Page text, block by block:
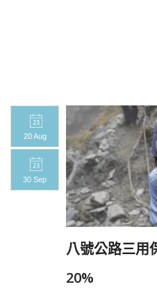
20 Aug
30 Sep
八號公路三用
20%